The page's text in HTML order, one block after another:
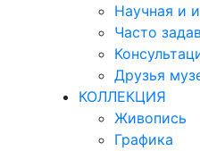
Научная и
Часто
Друзья
КОЛЛЕКЦИЯ
Живопись
Графика